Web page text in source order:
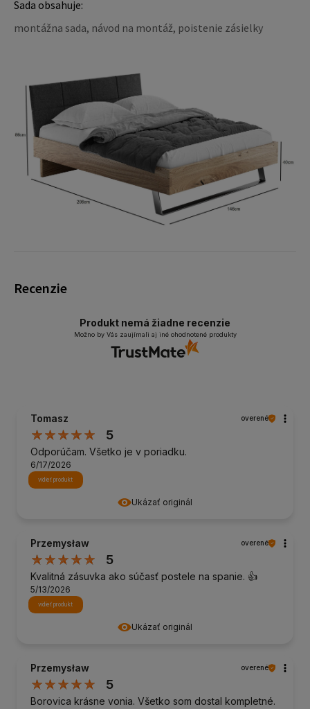
Sada obsahuje:
montážna sada, návod na montáž, poistenie zásielky
Recenzie
Produkt nemá žiadne recenzie
Možno by Vás zaujímali aj iné ohodnotené produkty
Ukázať originál
Tomasz overené
5
Odporúčam. Všetko je v poriadku.
6/17/2026
vidieť produkt
Ukázať originál
Przemysław overené
5
Kvalitná zásuvka ako súčasť postele na spanie. 👍️
5/13/2026
vidieť produkt
Przemysław overené
5
Borovica krásne vonia. Všetko som dostal kompletné.